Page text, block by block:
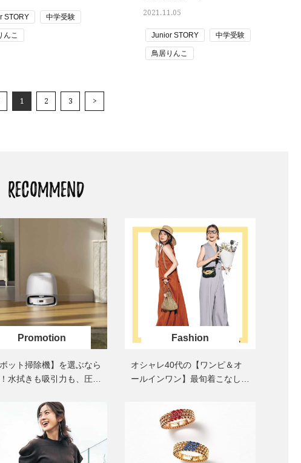
STORY 中学受験
んこ
2021.11.05
Junior STORY 中学受験
鳥居りんこ
1 2 3 >
RECOMMEND
ボット掃除機】を選ぶなら
水拭きも吸引力も、圧倒
Fashion
オシャレ40代の【ワンピ＆オ
ールインワン】最旬着こなし3
ッグ選び」！
味